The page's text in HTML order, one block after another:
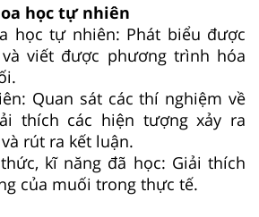
học tự nhiên
học tự nhiên: Phát biểu được
viết được phương trình hóa
Quan sát các thí nghiệm về
thích các hiện tượng xảy ra
rút ra kết luận.
kĩ năng đã học: Giải thích
của muối trong thực tế.